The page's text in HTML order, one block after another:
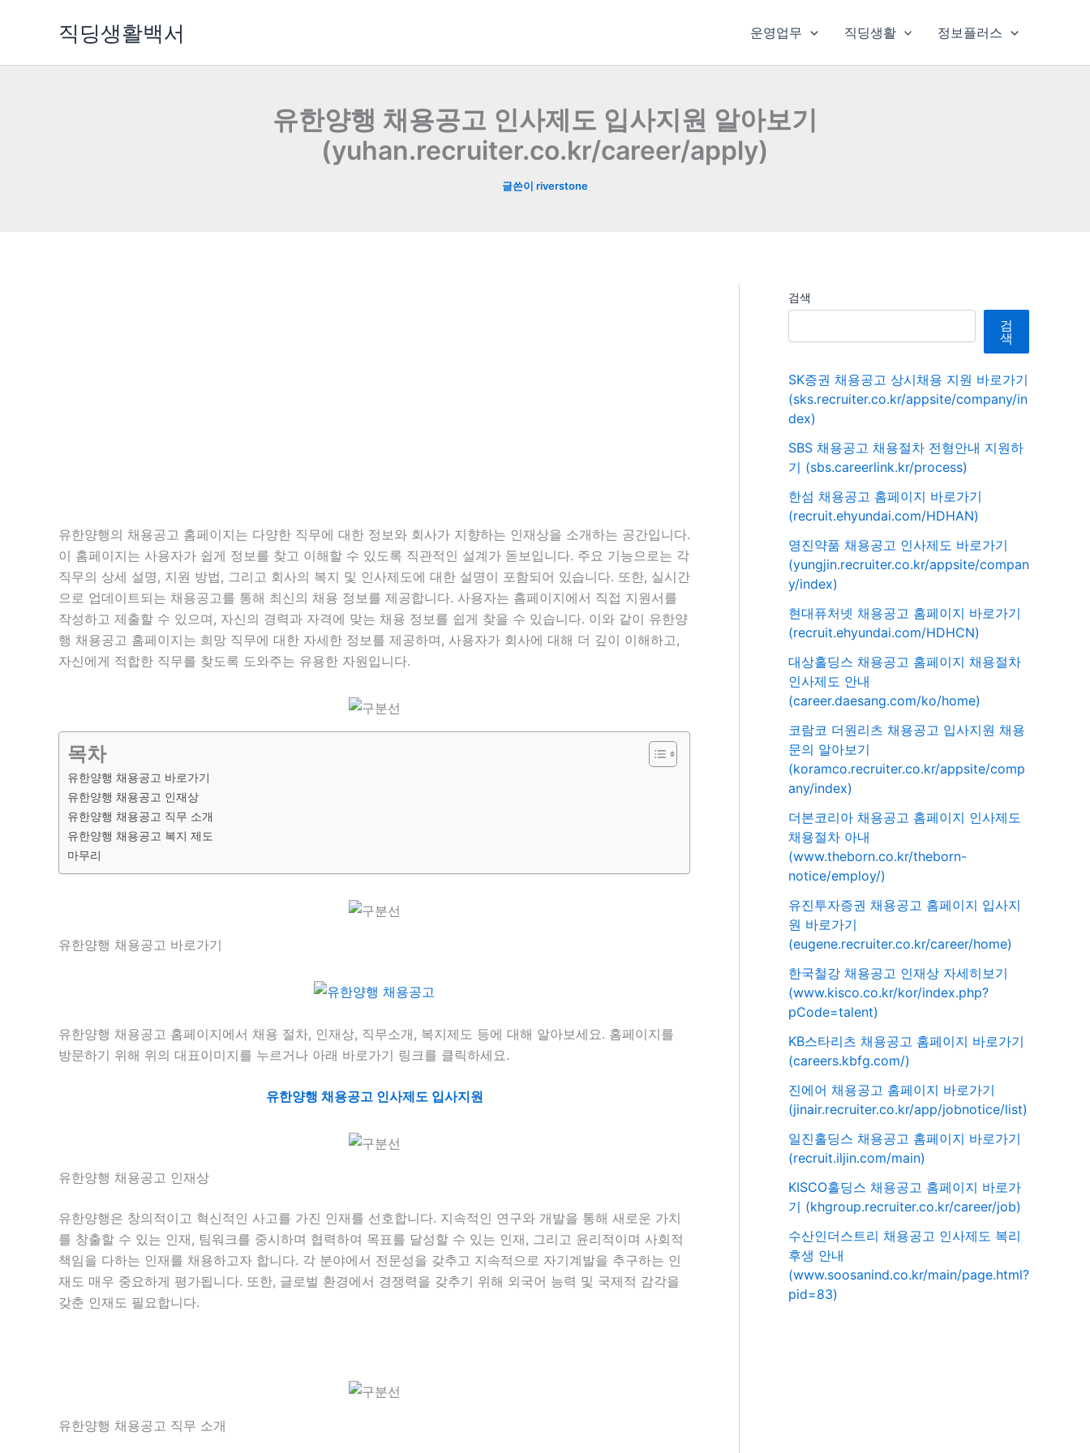
직딩생활백서 운영업무 직딩생활 정보플러스
유한양행 채용공고 인사제도 입사지원 알아보기
(yuhan.recruiter.co.kr/career/apply)
글쓴이 riverstone
유한양행의 채용공고 홈페이지는 다양한 직무에 대한 정보와 회사가 지향하는 인재상을 소개하는 공간입니다.
이 홈페이지는 사용자가 쉽게 정보를 찾고 이해할 수 있도록 직관적인 설계가 돋보입니다. 주요 기능으로는 각
직무의 상세 설명, 지원 방법, 그리고 회사의 복지 및 인사제도에 대한 설명이 포함되어 있습니다. 또한, 실시간
으로 업데이트되는 채용공고를 통해 최신의 채용 정보를 제공합니다. 사용자는 홈페이지에서 직접 지원서를
작성하고 제출할 수 있으며, 자신의 경력과 자격에 맞는 채용 정보를 쉽게 찾을 수 있습니다. 이와 같이 유한양
행 채용공고 홈페이지는 희망 직무에 대한 자세한 정보를 제공하며, 사용자가 회사에 대해 더 깊이 이해하고,
자신에게 적합한 직무를 찾도록 도와주는 유용한 자원입니다.
목차
유한양행 채용공고 바로가기
유한양행 채용공고 인재상
유한양행 채용공고 직무 소개
유한양행 채용공고 복지 제도
마무리
유한양행 채용공고 바로가기
유한양행 채용공고 홈페이지에서 채용 절차, 인재상, 직무소개, 복지제도 등에 대해 알아보세요. 홈페이지를
방문하기 위해 위의 대표이미지를 누르거나 아래 바로가기 링크를 클릭하세요.
유한양행 채용공고 인사제도 입사지원
유한양행 채용공고 인재상
유한양행은 창의적이고 혁신적인 사고를 가진 인재를 선호합니다. 지속적인 연구와 개발을 통해 새로운 가치
를 창출할 수 있는 인재, 팀워크를 중시하며 협력하여 목표를 달성할 수 있는 인재, 그리고 윤리적이며 사회적
책임을 다하는 인재를 채용하고자 합니다. 각 분야에서 전문성을 갖추고 지속적으로 자기계발을 추구하는 인
재도 매우 중요하게 평가됩니다. 또한, 글로벌 환경에서 경쟁력을 갖추기 위해 외국어 능력 및 국제적 감각을
갖춘 인재도 필요합니다.
유한양행 채용공고 직무 소개
검색
검
색
SK증권 채용공고 상시채용 지원 바로가기
(sks.recruiter.co.kr/appsite/company/in
dex)
SBS 채용공고 채용절차 전형안내 지원하
기 (sbs.careerlink.kr/process)
한섬 채용공고 홈페이지 바로가기
(recruit.ehyundai.com/HDHAN)
영진약품 채용공고 인사제도 바로가기
(yungjin.recruiter.co.kr/appsite/compan
y/index)
현대퓨처넷 채용공고 홈페이지 바로가기
(recruit.ehyundai.com/HDHCN)
대상홀딩스 채용공고 홈페이지 채용절차
인사제도 안내
(career.daesang.com/ko/home)
코람코 더원리츠 채용공고 입사지원 채용
문의 알아보기
(koramco.recruiter.co.kr/appsite/comp
any/index)
더본코리아 채용공고 홈페이지 인사제도
채용절차 아내
(www.theborn.co.kr/theborn-
notice/employ/)
유진투자증권 채용공고 홈페이지 입사지
원 바로가기
(eugene.recruiter.co.kr/career/home)
한국철강 채용공고 인재상 자세히보기
(www.kisco.co.kr/kor/index.php?
pCode=talent)
KB스타리츠 채용공고 홈페이지 바로가기
(careers.kbfg.com/)
진에어 채용공고 홈페이지 바로가기
(jinair.recruiter.co.kr/app/jobnotice/list)
일진홀딩스 채용공고 홈페이지 바로가기
(recruit.iljin.com/main)
KISCO홀딩스 채용공고 홈페이지 바로가
기 (khgroup.recruiter.co.kr/career/job)
수산인더스트리 채용공고 인사제도 복리
후생 안내
(www.soosanind.co.kr/main/page.html?
pid=83)